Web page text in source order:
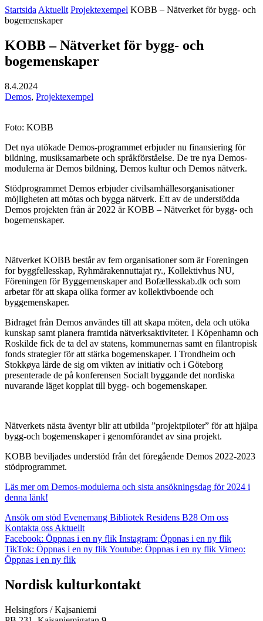
Startsida Aktuellt Projektexempel KOBB – Nätverket för bygg- och
bogemenskaper
KOBB – Nätverket för bygg- och
bogemenskaper
8.4.2024
Demos, Projektexempel
Foto: KOBB
Det nya utökade Demos-programmet erbjuder nu finansiering för
bildning, musiksamarbete och språkförståelse. De tre nya Demos-
modulerna är Demos bildning, Demos kultur och Demos nätverk.
Stödprogrammet Demos erbjuder civilsamhällesorganisationer
möjligheten att mötas och bygga nätverk. Ett av de understödda
Demos projekten från år 2022 är KOBB – Nätverket för bygg- och
bogemenskaper.
Nätverket KOBB består av fem organisationer som är Foreningen
for byggfellesskap, Ryhmärakennuttajat ry., Kollektivhus NU,
Föreningen för Byggemenskaper and Bofællesskab.dk och som
arbetar för att skapa olika former av kollektivboende och
byggemenskaper.
Bidraget från Demos användes till att skapa möten, dela och utöka
kunskap samt planera framtida nätverksaktiviteter. I Köpenhamn och
Roskilde fick de ta del av statens, kommunernas samt en filantropisk
fonds strategier för att stärka bogemenskaper. I Trondheim och
Stokkøya lärde de sig om vikten av initiativ och i Göteborg
presenterade de på konferensen Socialt byggande det nordiska
nuvarande läget kopplat till bygg- och bogemenskaper.
Nätverkets nästa äventyr blir att utbilda ”projektpiloter” för att hjälpa
bygg-och bogemenskaper i genomförandet av sina projekt.
KOBB beviljades understöd från det föregående Demos 2022-2023
stödprogrammet.
Läs mer om Demos-modulerna och sista ansökningsdag för 2024 i
denna länk!
Ansök om stöd Evenemang Bibliotek Residens B28 Om oss
Kontakta oss Aktuellt
Facebook: Öppnas i en ny flik Instagram: Öppnas i en ny flik
TikTok: Öppnas i en ny flikYoutube: Öppnas i en ny flik Vimeo:
Öppnas i en ny flik
Nordisk kulturkontakt
Helsingfors / Kajsaniemi